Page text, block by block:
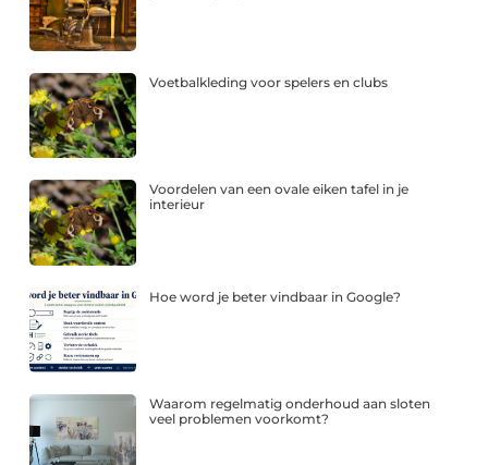
Voetbalkleding voor spelers en clubs
Voordelen van een ovale eiken tafel in je
interieur
Hoe word je beter vindbaar in Google?
Waarom regelmatig onderhoud aan sloten
veel problemen voorkomt?